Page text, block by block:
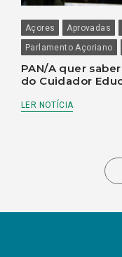
Açores Aprovadas
Parlamento Açoriano
PAN/A quer
do Cuidador
LER NOTÍCIA